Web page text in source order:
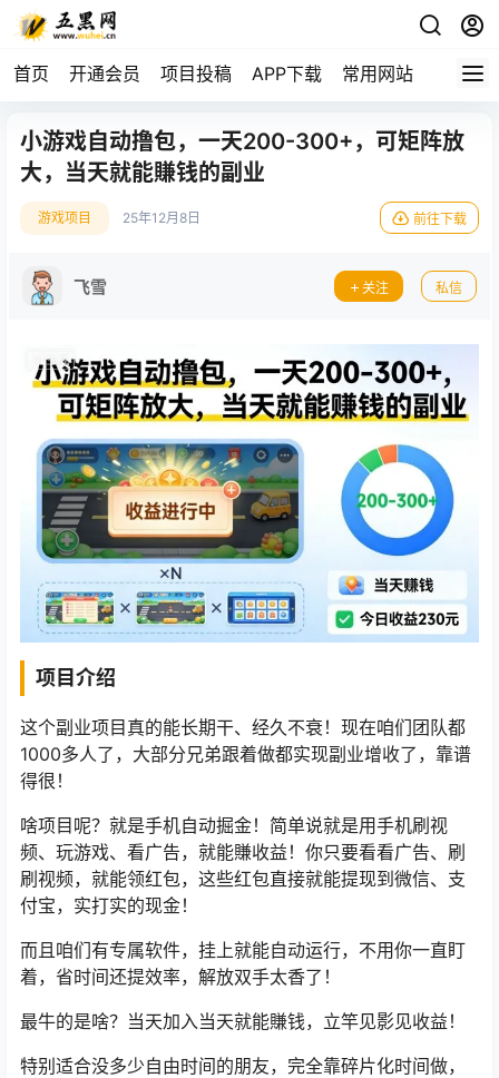
首页 开通会员 项目投稿 APP下载 常用网站
小游戏自动撸包，一天200-300+，可矩阵放
大，当天就能賺钱的副业
游戏项目 25年12月8日 前往下载
飞雪 关注 私信
项目介绍
这个副业项目真的能长期干、经久不衰！现在咱们团队都
1000多人了，大部分兄弟跟着做都实现副业增收了，靠谱
得很！
啥项目呢？就是手机自动掘金！简单说就是用手机刷视
频、玩游戏、看广告，就能賺收益！你只要看看广告、刷
刷视频，就能领红包，这些红包直接就能提现到微信、支
付宝，实打实的现金！
而且咱们有专属软件，挂上就能自动运行，不用你一直盯
着，省时间还提效率，解放双手太香了！
最牛的是啥？当天加入当天就能賺钱，立竿见影见收益！
特别适合没多少自由时间的朋友，完全靠碎片化时间做，